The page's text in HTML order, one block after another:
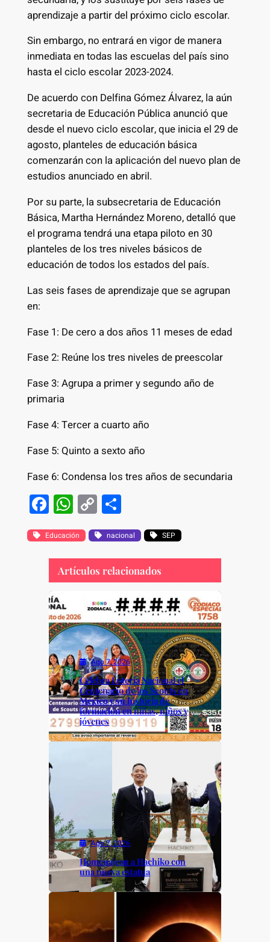
aprendizaje a partir del próximo ciclo escolar.
Sin embargo, no entrará en vigor de manera
inmediata en todas las escuelas del país sino
hasta el ciclo escolar 2023-2024.
De acuerdo con Delfina Gómez Álvarez, la aún
secretaria de Educación Pública anunció que
desde el nuevo ciclo escolar, que inicia el 29 de
agosto, planteles de educación básica
comenzarán con la aplicación del nuevo plan de
estudios anunciado en abril.
Por su parte, la subsecretaria de Educación
Básica, Martha Hernández Moreno, detalló que
el programa tendrá una etapa piloto en 30
planteles de los tres niveles básicos de
educación de todos los estados del país.
Las seis fases de aprendizaje que se agrupan
en:
Fase 1: De cero a dos años 11 meses de edad
Fase 2: Reúne los tres niveles de preescolar
Fase 3: Agrupa a primer y segundo año de
primaria
Fase 4: Tercer a cuarto año
Fase 5: Quinto a sexto año
Fase 6: Condensa los tres años de secundaria
F
a
c
e
b
o
o
k
W
h
at
s
A
p
C
o
p
y
Li
n
k
S
h
ar
e
Educación nacional SEP
Artículos relacionados
Ago 7, 2026
Celebra Lotería Nacional el
Centenario de los Scouts en
México y su historia de
formación en niñas, niños y
jóvenes
Ago 7, 2026
Homenajean a Hachiko con
una nueva estatua